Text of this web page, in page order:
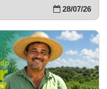
28/07/26